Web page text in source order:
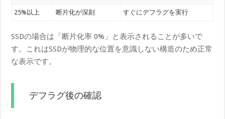
25%以上 断片化が深刻 すぐにデフラグを実行
SSDの場合は「断片化率 0%」と表示されることが多いで
す。これはSSDが物理的な位置を意識しない構造のため正常
な表示です。
デフラグ後の確認